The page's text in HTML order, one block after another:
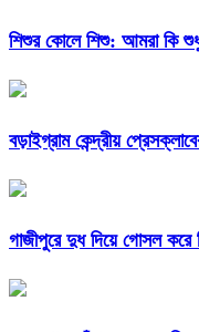
শিশুর কোলে শিশু: আমরা কি শুধু
বড়াইগ্রাম কেন্দ্রীয়
গাজীপুরে দুধ দিয়ে গোসল করে